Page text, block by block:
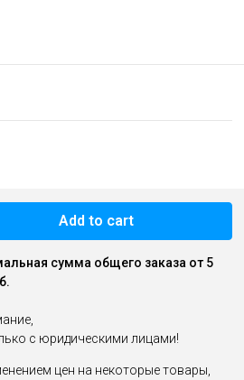
Add to cart
сумма общего заказа от 5
с юридическими лицами!
цен на некоторые товары,